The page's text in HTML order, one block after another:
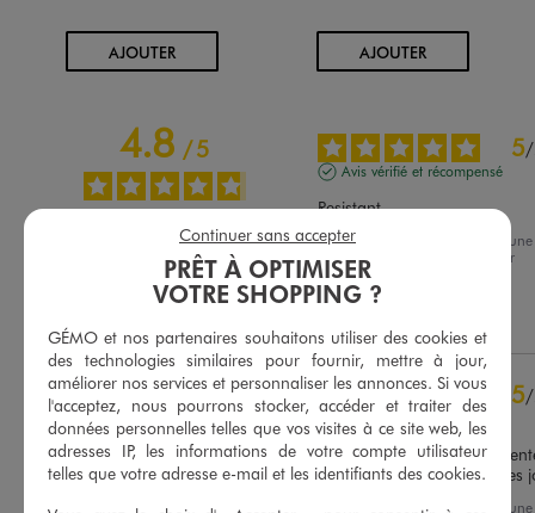
AJOUTERAU PANIER AJOUTERAU PANIER
4.8/5
avis soumis à un
contrôle
Voir tous les avis sur ce site
étoiles
4étoiles
4
3étoiles
0
2étoiles
0
1étoile 0
Trier les avis
5/
Avis vérifié et récompensé
Resistant
Avis du
, suite à une
expérience du
par
Margaux G.
5/
Avis vérifié et récompensé
Ma fille étudiante très
son sac elle le prend tout les
27/03/2026
, suite à une
PRÊT À OPTIMISER
VOTRE SHOPPING ?
GÉMO et nos partenaires souhaitons utiliser des cookies et
des technologies similaires pour fournir, mettre à jour,
améliorer nos services et personnaliser les annonces. Si vous
l'acceptez, nous pourrons stocker, accéder et traiter des
données personnelles telles que vos visites à ce site web, les
adresses IP, les informations de votre compte utilisateur
telles que votre adresse e-mail et les identifiants des cookies.
Continuer sans accepter